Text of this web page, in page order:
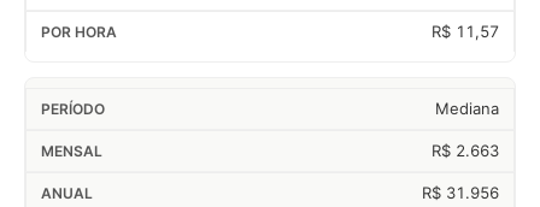
R$ 11,57
Mediana
R$ 2.663
R$ 31.956